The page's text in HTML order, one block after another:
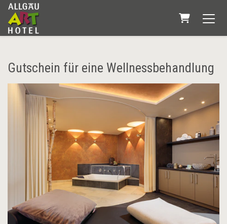
Warenkorb
Gutschein für eine Wellnessbehandlung